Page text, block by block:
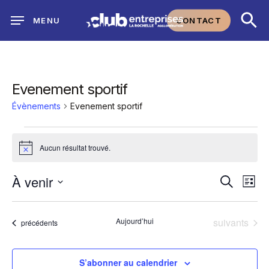
main
CONTACT
MENU
Evenement sportif
Évènements Evenement sportif
Évènements
Notice Aucun résultat trouvé.
et
Recherche
de
Liste
À venir
Sélectionnez
Évènements
précédents Aujourd’hui Évènements
suivants
S’abonner au calendrier